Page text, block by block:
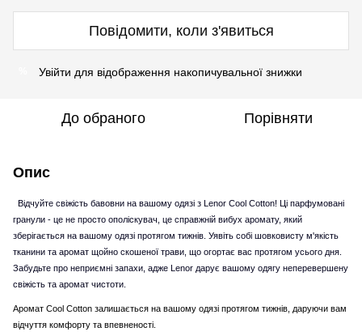
Повідомити, коли з'явиться
Увійти для відображення накопичувальної знижки
До обраного Порівняти
Опис
Відчуйте свіжість бавовни на вашому одязі з Lenor Cool Cotton! Ці парфумовані
гранули - це не просто ополіскувач, це справжній вибух аромату, який
зберігається на вашому одязі протягом тижнів. Уявіть собі шовковисту м'якість
тканини та аромат щойно скошеної трави, що огортає вас протягом усього дня.
Забудьте про неприємні запахи, адже Lenor дарує вашому одягу неперевершену
свіжість та аромат чистоти.
Аромат Cool Cotton залишається на вашому одязі протягом тижнів, даруючи вам
відчуття комфорту та впевненості.